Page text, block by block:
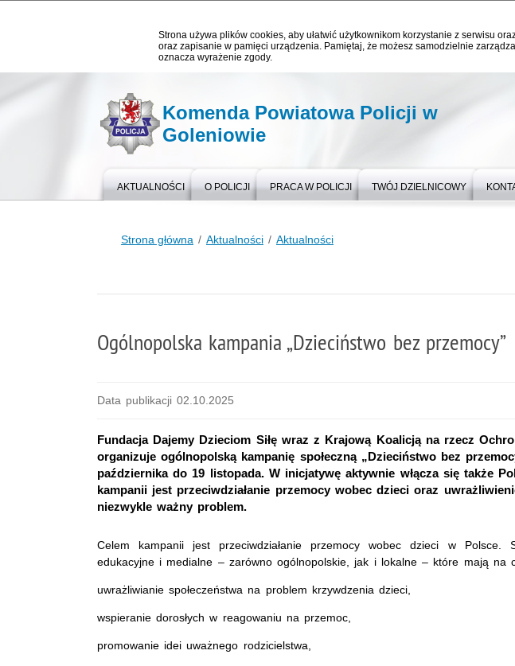
Strona używa plików cookies, aby ułatwić użytkownikom korzystanie z serwisu
oraz zapisanie w pamięci urządzenia. Pamiętaj, że możesz samodzielnie
oznacza wyrażenie zgody.
Komenda Powiatowa Policji w
Goleniowie
AKTUALNOŚCI O POLICJI PRACA W POLICJI TWÓJ DZIELNICOWY
Strona główna Aktualności Aktualności
Ogólnopolska kampania „Dzieciństwo bez przemocy”
Data publikacji 02.10.2025
Fundacja Dajemy Dzieciom Siłę wraz z Krajową Koalicją na rzecz
organizuje ogólnopolską kampanię społeczną „Dzieciństwo bez
października do 19 listopada. W inicjatywę aktywnie włącza się także
kampanii jest przeciwdziałanie przemocy wobec dzieci oraz
niezwykle ważny problem.
Celem kampanii jest przeciwdziałanie przemocy wobec dzieci w Polsce.
edukacyjne i medialne – zarówno ogólnopolskie, jak i lokalne – które mają na
uwrażliwianie społeczeństwa na problem krzywdzenia dzieci,
wspieranie dorosłych w reagowaniu na przemoc,
promowanie idei uważnego rodzicielstwa,